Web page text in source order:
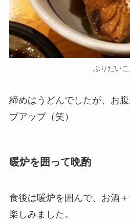
ぶりだいこ
締めはうどんでしたが、お
ブアップ（笑）
暖炉を囲って晩酌
食後は暖炉を囲んで、お酒
楽しみました。